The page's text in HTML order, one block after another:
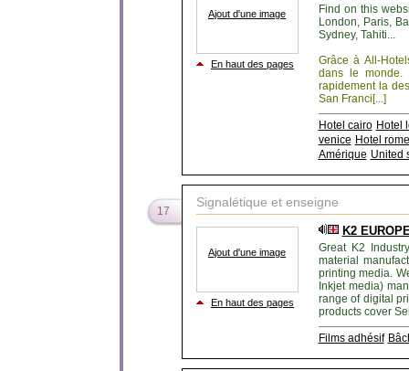
Ajout d'une image
En haut des pages
Find on this
London, Paris,
Sydney, Tahiti...
Grâce à All-
dans le monde.
rapidement la
San Franci[...]
Hotel cairo Hotel
venice Hotel rome
Amérique United
17
Signalétique et enseigne
Ajout d'une image
En haut des pages
K2
Great K2
material
printing media.
Inkjet media)
range of digital
products cover
Films adhésif